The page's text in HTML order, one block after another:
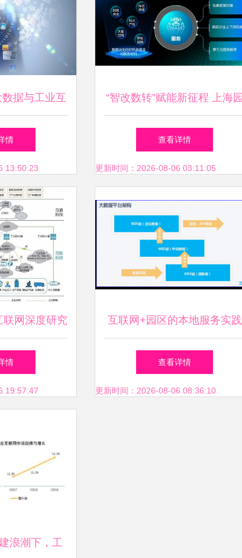
据与工业互
服务
情
13:50:23
“智改数转”赋能新征程 上海园
区与洗衣机厂的数据“洞察
力”，为城市留住“制造”的灵魂
和利润
查看详情
更新时间：2026-08-06 03:11:05
网深度研究
联网数据服
情
19:57:47
互联网+园区的本地服务实践
互联网数据服务赋能园区智慧
升级
查看详情
更新时间：2026-08-06 08:36:10
浪潮下，工